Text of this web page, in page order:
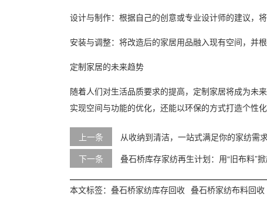
设计与制作：根据自己的创意或专业设计师的建议，
安装与调整：将改造后的家居用品融入现有空间，并
定制家居的未来趋势
随着人们对生活品质要求的提高，定制家居将成为未
实现空间与功能的优化，还能以环保的方式打造个性
上一条
从收纳到清洁，一站式满足你的家纺
下一条
叠石桥库存家纺再生计划：用“旧布料”
本文标签： 叠石桥家纺库存回收 叠石桥家纺布料回收